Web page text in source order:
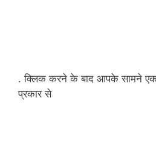
. क्लिक करने के बाद आपके सामने
प्रकार से